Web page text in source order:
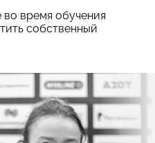
время обучения
собственный